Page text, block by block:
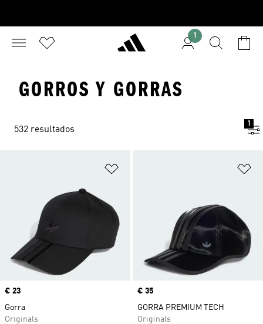
1
GORROS Y GORRAS
532 resultados
1
Precio
€ 23
Gorra
Originals
Precio
€ 35
GORRA PREMIUM TECH
Originals